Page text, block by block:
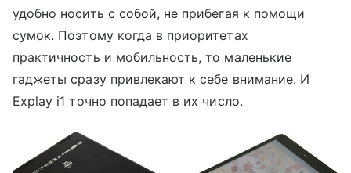
удобно носить с собой, не прибегая к помощи
сумок. Поэтому когда в приоритетах
практичность и мобильность, то маленькие
гаджеты сразу привлекают к себе внимание. И
Explay i1 точно попадает в их число.